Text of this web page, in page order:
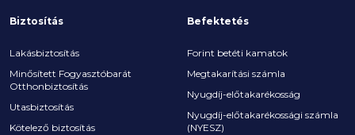
Biztosítás
Lakásbiztosítás
Minősített Fogyasztóbarát
Otthonbiztosítás
Utasbiztosítás
Kötelező biztosítás
Befektetés
Forint betéti kamatok
Megtakarítási számla
Nyugdíj-előtakarékosság
Nyugdíj-előtakarékossági számla
(NYESZ)